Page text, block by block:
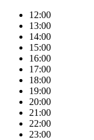
12:00
13:00
14:00
15:00
16:00
17:00
18:00
19:00
20:00
21:00
22:00
23:00